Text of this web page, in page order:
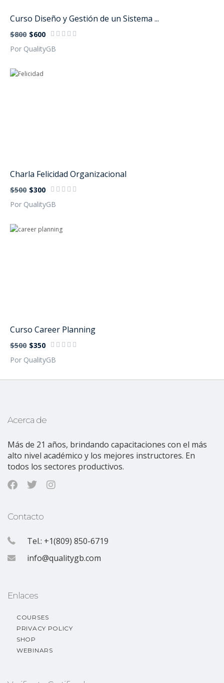
Curso Diseño y Gestión de un Sistema ...
$800 $600
Por QualityGB
Charla Felicidad Organizacional
$500 $300
Por QualityGB
Curso Career Planning
$500 $350
Por QualityGB
Acerca de
Más de 21 años, brindando capacitaciones con el más
alto nivel académico y los mejores instructores. En
todos los sectores productivos.
Contacto
Tel.: +1(809) 850-6719
info@qualitygb.com
Enlaces
COURSES
PRIVACY POLICY
SHOP
WEBINARS